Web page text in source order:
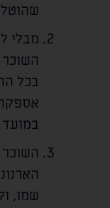
מבלי
בכל
שמו,